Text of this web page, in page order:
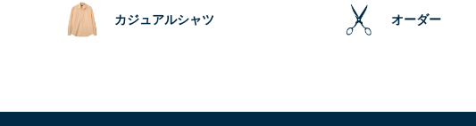
カジュアルシャツ オーダー